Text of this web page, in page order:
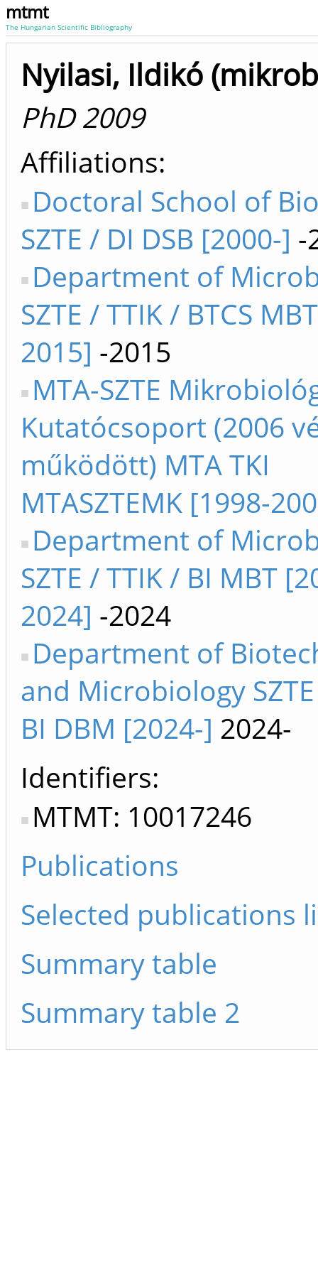
mtmt
The Hungarian Scientific Bibliography
Nyilasi, Ildikó
PhD 2009
Affiliations
Doctoral School of
SZTE / DI DSB [2000-] -
Department of
SZTE / TTIK / BTCS
2015] -2015
MTA-SZTE
Kutatócsoport (2006
működött) MTA TKI
MTASZTEMK [1998-
Department of
SZTE / TTIK / BI MBT
2024] -2024
Department of
and Microbiology
BI DBM [2024-] 2024-
Identifiers
MTMT: 10017246
Publications
Selected publications
Summary table
Summary table 2